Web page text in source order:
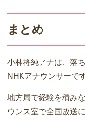
まとめ
小林将純アナは、落
NHKアナウンサーです
地方局で経験を積み
ウンス室で全国放送